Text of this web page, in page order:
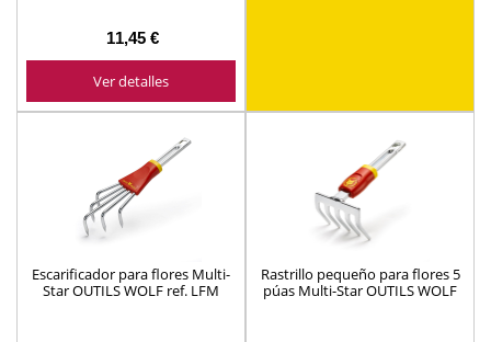
11,45 €
Ver detalles
Escarificador para flores Multi-
Star OUTILS WOLF ref. LFM
Rastrillo pequeño para flores 5
púas Multi-Star OUTILS WOLF